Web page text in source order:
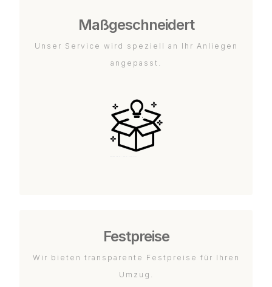
Maßgeschneidert
Unser Service wird speziell an Ihr Anliegen
angepasst.
Festpreise
Wir bieten transparente Festpreise für Ihren
Umzug.